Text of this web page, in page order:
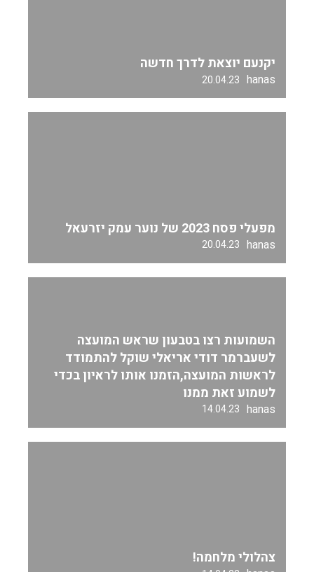
יקנעם יוצאת לדרך חדשה
hanas
20.04.23
מפעלי פסח 2023 של נוער עמק יזרעאל
hanas
20.04.23
השמועות רצו בטבעון שראש המועצה
לשעברמר דודי אריאלי שוקל להתמודד
לראשות המועצה,הזמנו אותו לראיון בכדי
לשמוע זאת ממנו
hanas
14.04.23
צהלולי מלחמה!